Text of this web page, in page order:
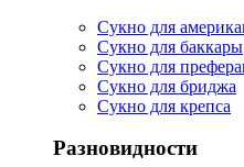
Сукно для
Сукно для баккары
Сукно для
Сукно для бриджа
Сукно для крепса
Разновидности